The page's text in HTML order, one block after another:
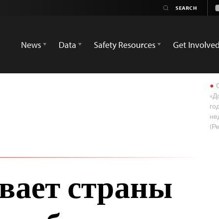
News
Data Safety Resources Get Involved
страны